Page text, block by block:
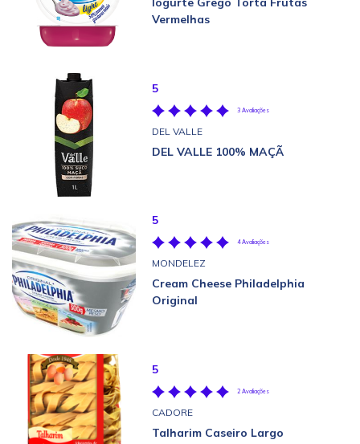
Vermelhas
5
3 Avaliações
DEL VALLE
DEL VALLE 100% MAÇÃ
5
4 Avaliações
MONDELEZ
Cream Cheese Philadelphia
Original
5
2 Avaliações
CADORE
Talharim Caseiro Largo